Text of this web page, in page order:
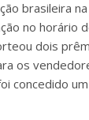
brasileira na
no horário
dois
os
concedido